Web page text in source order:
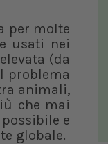
per molte
usati nei
(da
problema
animali,
che mai
e
globale.